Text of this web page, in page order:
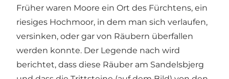
Früher waren Moore ein Ort des Fürchtens, ein
riesiges Hochmoor, in dem man sich verlaufen,
versinken, oder gar von Räubern überfallen
werden konnte. Der Legende nach wird
berichtet, dass diese Räuber am Sandelsbjerg